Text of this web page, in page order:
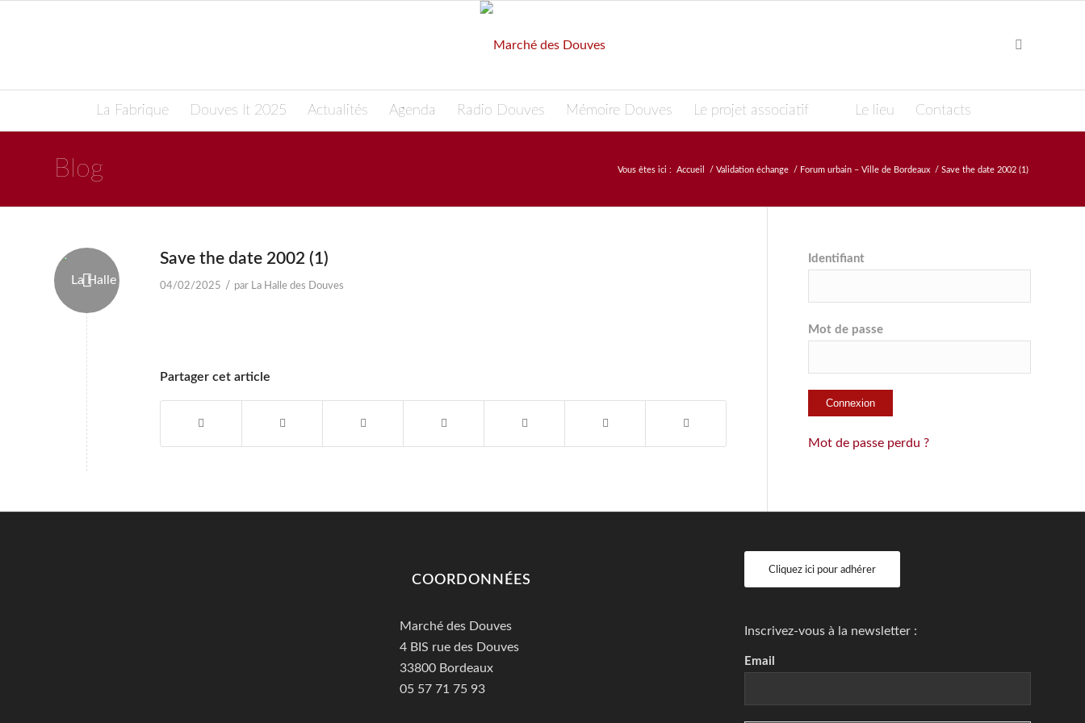
La Fabrique Douves It 2025 Actualités Agenda Radio Douves Mémoire Douves Le projet associatif Le lieu Contacts
Blog Vous êtes ici : Accueil / Validation échange / Forum urbain – Ville de Bordeaux / Save the date 2002 (1)
Save the date 2002 (1)
04/02/2025 / par La Halle des Douves
Partager cet article
Identifiant
Mot de passe
Mot de passe perdu ?
COORDONNÉES
Marché des Douves
4 BIS rue des Douves
33800 Bordeaux
05 57 71 75 93
Cliquez ici pour adhérer
Inscrivez-vous à la newsletter :
Email